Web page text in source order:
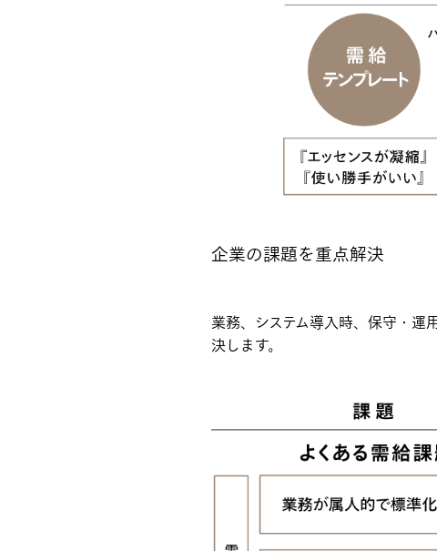
企業の課題を重点解決
業務、システム導入時、保守・運
決します。